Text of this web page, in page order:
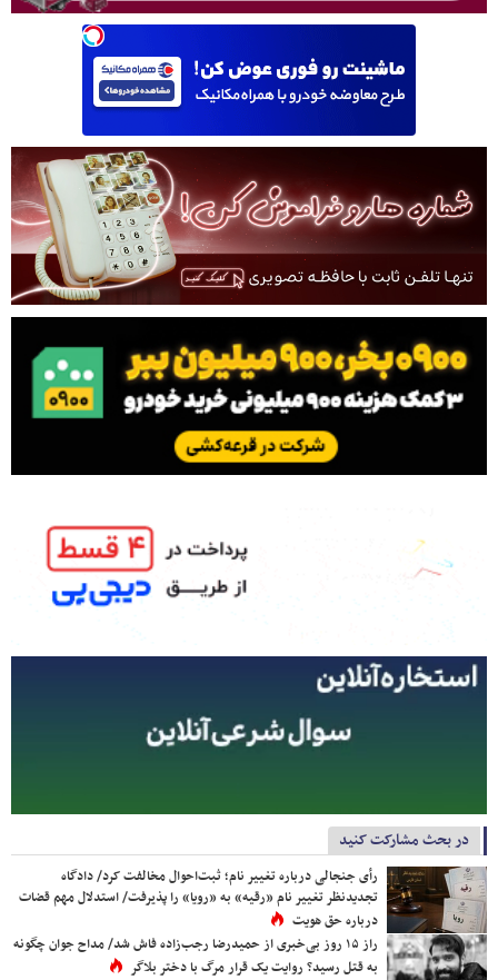
در بحث مشارکت کنید
رأی جنجالی درباره تغییر نام؛ ثبت‌احوال مخالفت کرد/ دادگاه
تجدیدنظر تغییر نام «رقیه» به «رویا» را پذیرفت/ استدلال مهم قضات
درباره حق هویت
راز ۱۵ روز بی‌خبری از حمیدرضا رجب‌زاده فاش شد/ مداح جوان چگونه
به قتل رسید؟ روایت یک قرار مرگ با دختر بلاگر